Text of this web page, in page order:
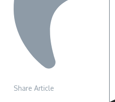
Share Article